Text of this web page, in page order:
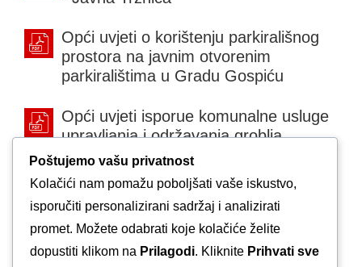
Opći uvjeti o korištenju parkirališnog
prostora na javnim otvorenim
parkiralištima u Gradu Gospiću
Opći uvjeti isporue komunalne usluge
upravljanja i održavanja groblja
Opći uvjeti isporuke komunalne usluge
- Dimljačarstvo
Etički kodeks - Komunalac Gospić
d.o.o.
Poštujemo vašu privatnost
Kolačići nam pomažu poboljšati vaše iskustvo,
isporučiti personalizirani sadržaj i analizirati
promet. Možete odabrati koje kolačiće želite
dopustiti klikom na Prilagodi. Kliknite Prihvati sve